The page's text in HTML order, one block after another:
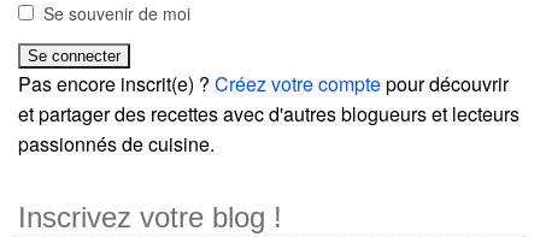
Se souvenir de moi
Pas encore inscrit(e) ? Créez votre comptepour découvrir
et partager des recettes avec d'autres blogueurs et lecteurs
passionnés de cuisine.
Inscrivez votre blog !